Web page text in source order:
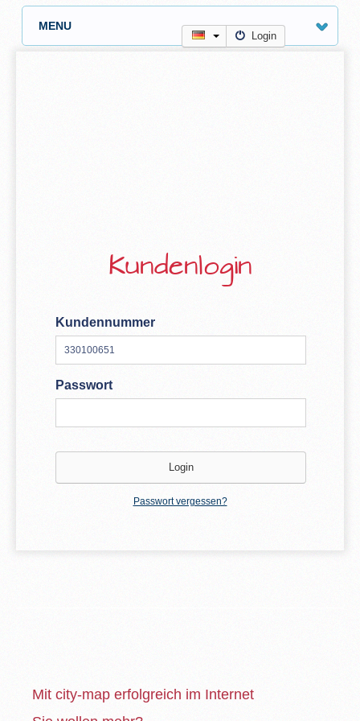
MENU
Login
Kundenlogin
Kundennummer
Passwort
Passwort vergessen?
Mit city-map erfolgreich im Internet